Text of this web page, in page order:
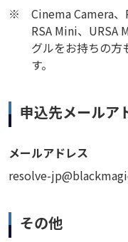
※
Cinema Camera
RSA Mini、URSA
グルをお持ちの方
す。
申込先メールア
メールアドレス
resolve-
その他